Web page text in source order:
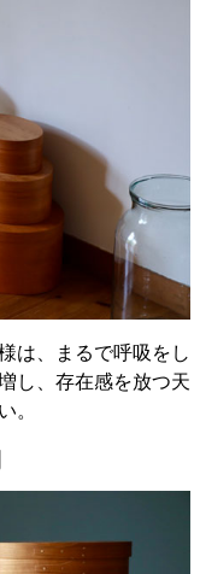
は、まるで呼吸をし
し、存在感を放つ天
。